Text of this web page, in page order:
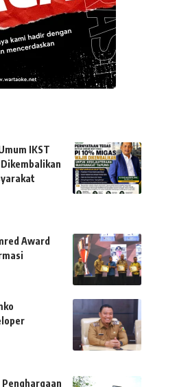
IKST
Award